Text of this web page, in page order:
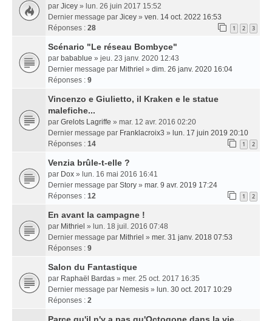
par Jicey » lun. 26 juin 2017 15:52
Dernier message par Jicey » ven. 14 oct. 2022 16:53
Réponses : 28 1 2 3
Scénario "Le réseau Bombyce"
par babablue » jeu. 23 janv. 2020 12:43
Dernier message par Mithriel » dim. 26 janv. 2020 16:04
Réponses : 9
Vincenzo e Giulietto, il Kraken e le statue
malefiche...
par Grelots Lagriffe » mar. 12 avr. 2016 02:20
Dernier message par Franklacroix3 » lun. 17 juin 2019 20:10
Réponses : 14 1 2
Venzia brûle-t-elle ?
par Dox » lun. 16 mai 2016 16:41
Dernier message par Story » mar. 9 avr. 2019 17:24
Réponses : 12 1 2
En avant la campagne !
par Mithriel » lun. 18 juil. 2016 07:48
Dernier message par Mithriel » mer. 31 janv. 2018 07:53
Réponses : 9
Salon du Fantastique
par Raphaël Bardas » mer. 25 oct. 2017 16:35
Dernier message par Nemesis » lun. 30 oct. 2017 10:29
Réponses : 2